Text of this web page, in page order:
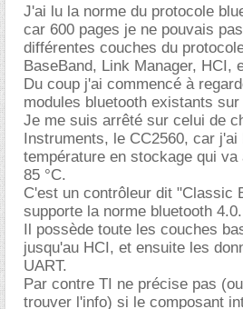
J'ai lu la norme du protocole
car 600 pages je ne pouvais
différentes couches du
BaseBand, Link Manager, HCI,
Du coup j'ai commencé à
modules bluetooth existants
Je me suis arrêté sur celui de
Instruments, le CC2560, car j'ai
température en stockage qui va
85 °C.
C'est un contrôleur dit "Classic
supporte la norme bluetooth 4.0.
Il possède toute les couches
jusqu'au HCI, et ensuite les
UART.
Par contre TI ne précise pas
trouver l'info) si le composant